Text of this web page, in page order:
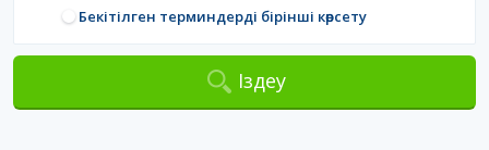
Бекітілген терминдерді бірінші көрсету
Іздеу